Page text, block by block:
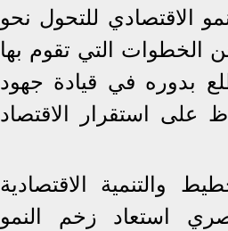
الاقتصادي للتحول نحو
الخطوات التي تقوم بها
بدوره في قيادة جهود
على استقرار الاقتصاد
والتنمية الاقتصادية
استعاد زخم النمو